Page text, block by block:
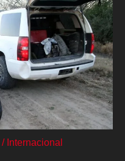
/ Internacional